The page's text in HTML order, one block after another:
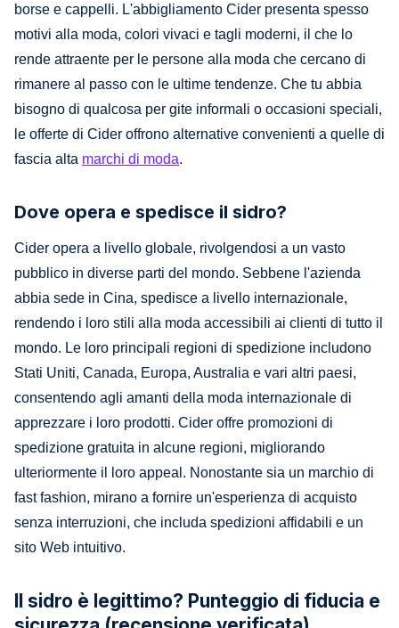
borse e cappelli. L'abbigliamento Cider presenta spesso
motivi alla moda, colori vivaci e tagli moderni, il che lo
rende attraente per le persone alla moda che cercano di
rimanere al passo con le ultime tendenze. Che tu abbia
bisogno di qualcosa per gite informali o occasioni speciali,
le offerte di Cider offrono alternative convenienti a quelle di
fascia alta marchi di moda.
Dove opera e spedisce il sidro?
Cider opera a livello globale, rivolgendosi a un vasto
pubblico in diverse parti del mondo. Sebbene l'azienda
abbia sede in Cina, spedisce a livello internazionale,
rendendo i loro stili alla moda accessibili ai clienti di tutto il
mondo. Le loro principali regioni di spedizione includono
Stati Uniti, Canada, Europa, Australia e vari altri paesi,
consentendo agli amanti della moda internazionale di
apprezzare i loro prodotti. Cider offre promozioni di
spedizione gratuita in alcune regioni, migliorando
ulteriormente il loro appeal. Nonostante sia un marchio di
fast fashion, mirano a fornire un'esperienza di acquisto
senza interruzioni, che includa spedizioni affidabili e un
sito Web intuitivo.
Il sidro è legittimo? Punteggio di fiducia e